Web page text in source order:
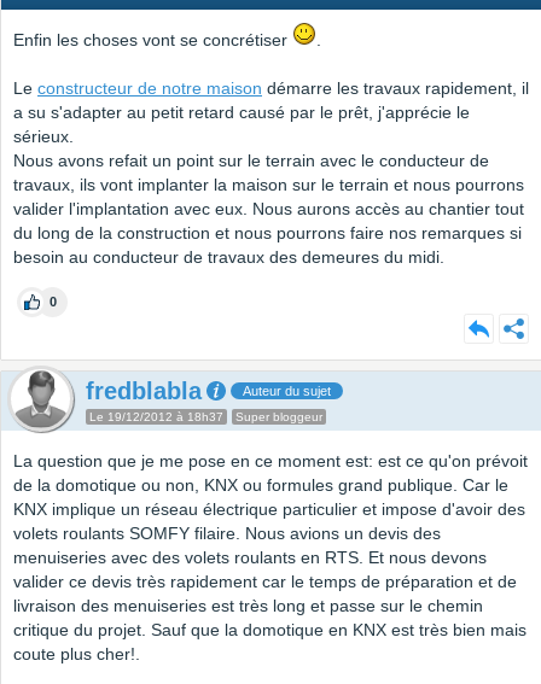
Enfin les choses vont se concrétiser .
Le constructeur de notre maison démarre les travaux rapidement, il
a su s'adapter au petit retard causé par le prêt, j'apprécie le
sérieux.
Nous avons refait un point sur le terrain avec le conducteur de
travaux, ils vont implanter la maison sur le terrain et nous pourrons
valider l'implantation avec eux. Nous aurons accès au chantier tout
du long de la construction et nous pourrons faire nos remarques si
besoin au conducteur de travaux des demeures du midi.
0
fredblabla Auteur du sujet
Le 19/12/2012 à 18h37 Super bloggeur
La question que je me pose en ce moment est: est ce qu'on prévoit
de la domotique ou non, KNX ou formules grand publique. Car le
KNX implique un réseau électrique particulier et impose d'avoir des
volets roulants SOMFY filaire. Nous avions un devis des
menuiseries avec des volets roulants en RTS. Et nous devons
valider ce devis très rapidement car le temps de préparation et de
livraison des menuiseries est très long et passe sur le chemin
critique du projet. Sauf que la domotique en KNX est très bien mais
coute plus cher!.